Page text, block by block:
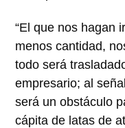
“El que nos hagan
menos cantidad,
todo será
empresario; al
será un obstáculo
cápita de latas de